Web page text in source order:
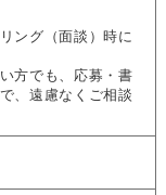
ング（面談）時に
方でも、応募・書
、遠慮なくご相談